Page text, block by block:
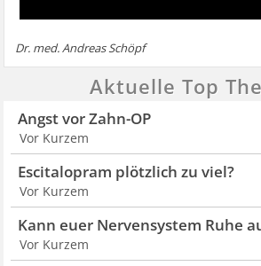
Dr. med. Andreas Schöpf
Aktuelle Top
Angst vor Zahn-OP
Vor Kurzem
Escitalopram plötzlich zu viel?
Vor Kurzem
Kann euer Nervensystem Ruhe
Vor Kurzem